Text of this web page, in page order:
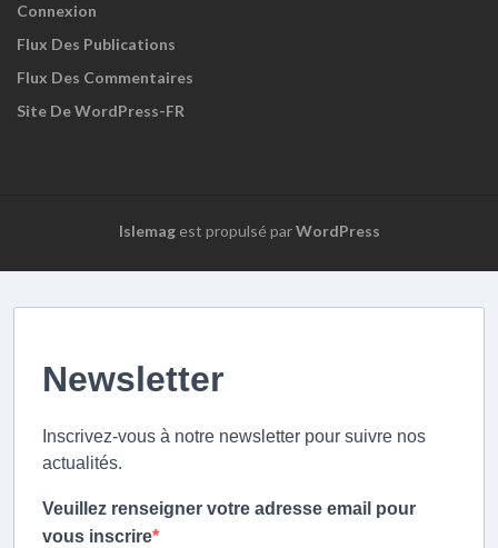
Connexion
Flux Des Publications
Flux Des Commentaires
Site De WordPress-FR
Islemagest propulsé parWordPress
Newsletter
Inscrivez-vous à notre newsletter pour suivre nos
actualités.
Veuillez renseigner votre adresse email pour
vous inscrire